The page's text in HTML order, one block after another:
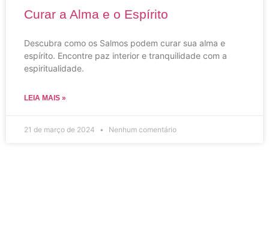
Curar a Alma e o Espírito
Descubra como os Salmos podem curar sua alma e
espírito. Encontre paz interior e tranquilidade com a
espiritualidade.
LEIA MAIS »
21 de março de 2024 Nenhum comentário